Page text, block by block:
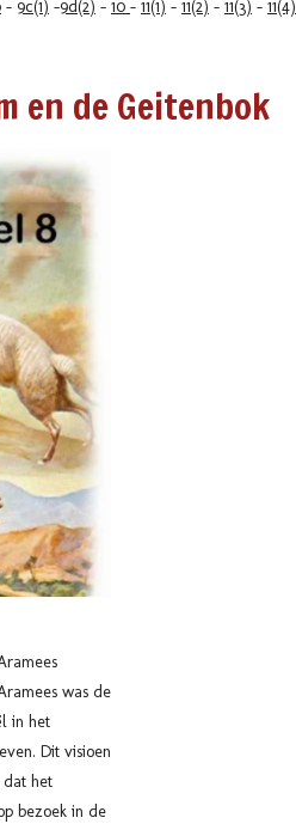
- 9c(1) -9d(2) - 10 - 11(1) - 11(2) - 11(3) - 11(4)
en de Geitenbok
was de
in het
Dit visioen
dat het
bezoek in de